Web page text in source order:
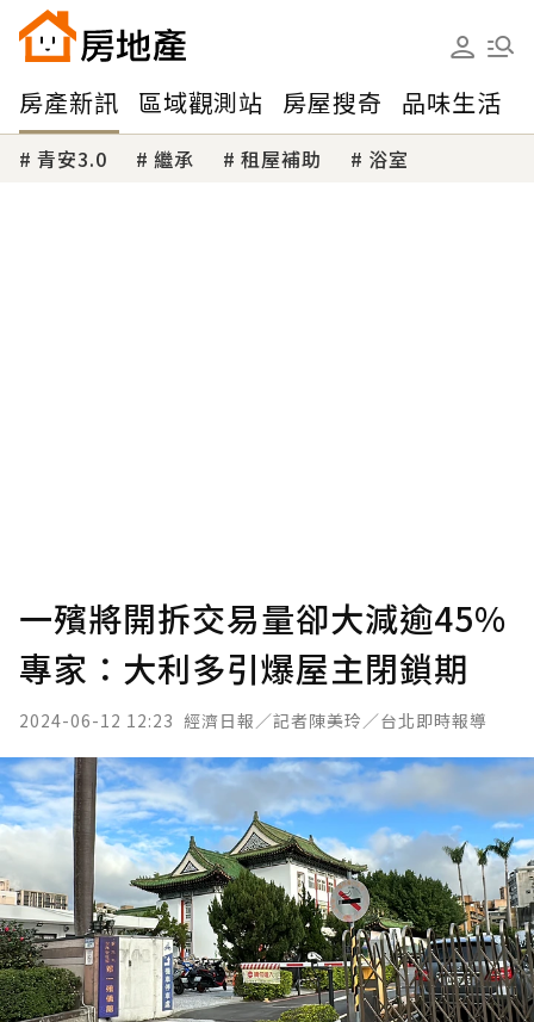
房產新訊 區域觀測站 房屋搜奇 品味生活
青安3.0 繼承 租屋補助 浴室
一殯將開拆交易量卻大減逾45%
專家：大利多引爆屋主閉鎖期
2024-06-12 12:23 經濟日報／記者陳美玲／台北即時報導